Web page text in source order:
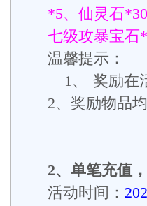
*5、仙灵石*30
七级攻暴宝石
温馨提示：
1、
奖励在
2、奖励物品
2、 单笔充值
活动时间：